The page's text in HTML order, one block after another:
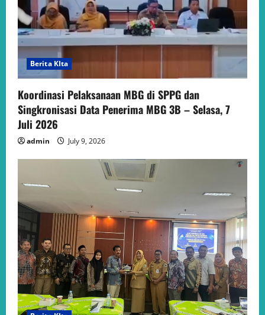
Berita KIta
Koordinasi Pelaksanaan MBG di SPPG dan
Singkronisasi Data Penerima MBG 3B – Selasa, 7
Juli 2026
admin July 9, 2026